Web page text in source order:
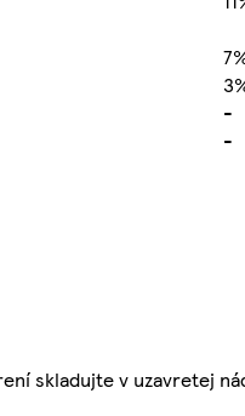
-
-
skladujte v uzavretej